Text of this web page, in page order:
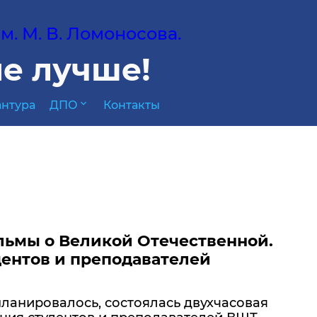
М. В. Ломоносова.
лучше!
ДПО expand_more Контакты
о Великой Отечественной.
и преподавателей
состоялась двухчасовая